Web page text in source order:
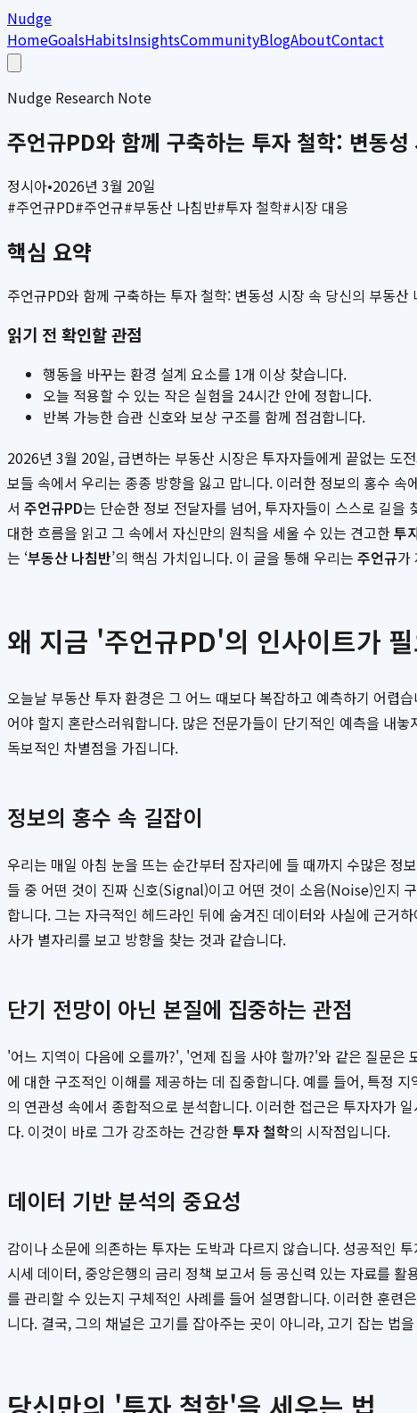
Nudge
HomeGoalsHabitsInsightsCommunityBlogAboutContact
Nudge Research Note
주언규PD와 함께 구축하는 투자 철학: 변동
정시아•2026년 3월 20일
#주언규PD#주언규#부동산 나침반#투자 철학#시장 대응
핵심 요약
주언규PD와 함께 구축하는 투자 철학: 변동성 시장 속 당신의 부동
읽기 전 확인할 관점
행동을 바꾸는 환경 설계 요소를 1개 이상 찾습니다.
오늘 적용할 수 있는 작은 실험을 24시간 안에 정합니다.
반복 가능한 습관 신호와 보상 구조를 함께 점검합니다.
2026년 3월 20일, 급변하는 부동산 시장은 투자자들에게 끝없는 도
보들 속에서 우리는 종종 방향을 잃고 맙니다. 이러한 정보의 홍수
서 주언규PD는 단순한 정보 전달자를 넘어, 투자자들이 스스로 길을
대한 흐름을 읽고 그 속에서 자신만의 원칙을 세울 수 있는 견고한투
는 ‘부동산 나침반’의 핵심 가치입니다. 이 글을 통해 우리는 주언규가
왜 지금 '주언규PD'의 인사이트가
오늘날 부동산 투자 환경은 그 어느 때보다 복잡하고 예측하기 어렵
어야 할지 혼란스러워합니다. 많은 전문가들이 단기적인 예측을 내
독보적인 차별점을 가집니다.
정보의 홍수 속 길잡이
우리는 매일 아침 눈을 뜨는 순간부터 잠자리에 들 때까지 수많은 정
들 중 어떤 것이 진짜 신호(Signal)이고 어떤 것이 소음(Noise)인지
합니다. 그는 자극적인 헤드라인 뒤에 숨겨진 데이터와 사실에 근거
사가 별자리를 보고 방향을 찾는 것과 같습니다.
단기 전망이 아닌 본질에 집중하는 관점
'어느 지역이 다음에 오를까?', '언제 집을 사야 할까?'와 같은 질문은
에 대한 구조적인 이해를 제공하는 데 집중합니다. 예를 들어, 특정
의 연관성 속에서 종합적으로 분석합니다. 이러한 접근은 투자자가
다. 이것이 바로 그가 강조하는 건강한투자 철학의 시작점입니다.
데이터 기반 분석의 중요성
감이나 소문에 의존하는 투자는 도박과 다르지 않습니다. 성공적인
시세 데이터, 중앙은행의 금리 정책 보고서 등 공신력 있는 자료를
를 관리할 수 있는지 구체적인 사례를 들어 설명합니다. 이러한 훈련
니다. 결국, 그의 채널은 고기를 잡아주는 곳이 아니라, 고기 잡는 법